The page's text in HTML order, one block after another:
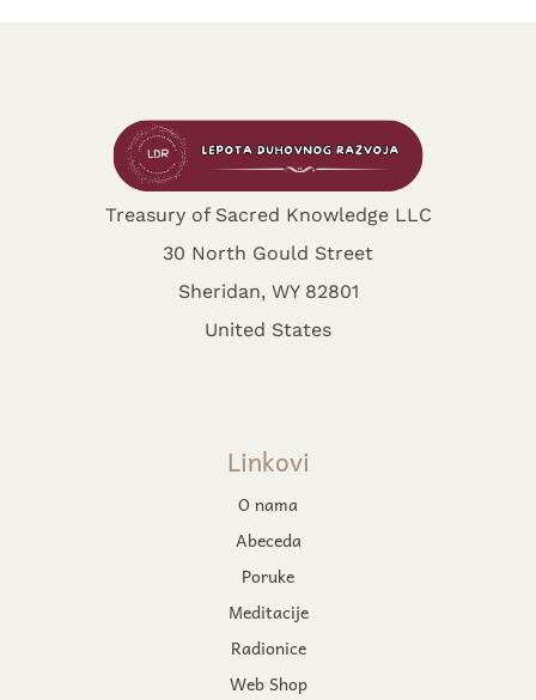
Treasury of Sacred Knowledge LLC
30 North Gould Street
Sheridan, WY 82801
United States
Linkovi
O nama
Abeceda
Poruke
Meditacije
Radionice
Web Shop